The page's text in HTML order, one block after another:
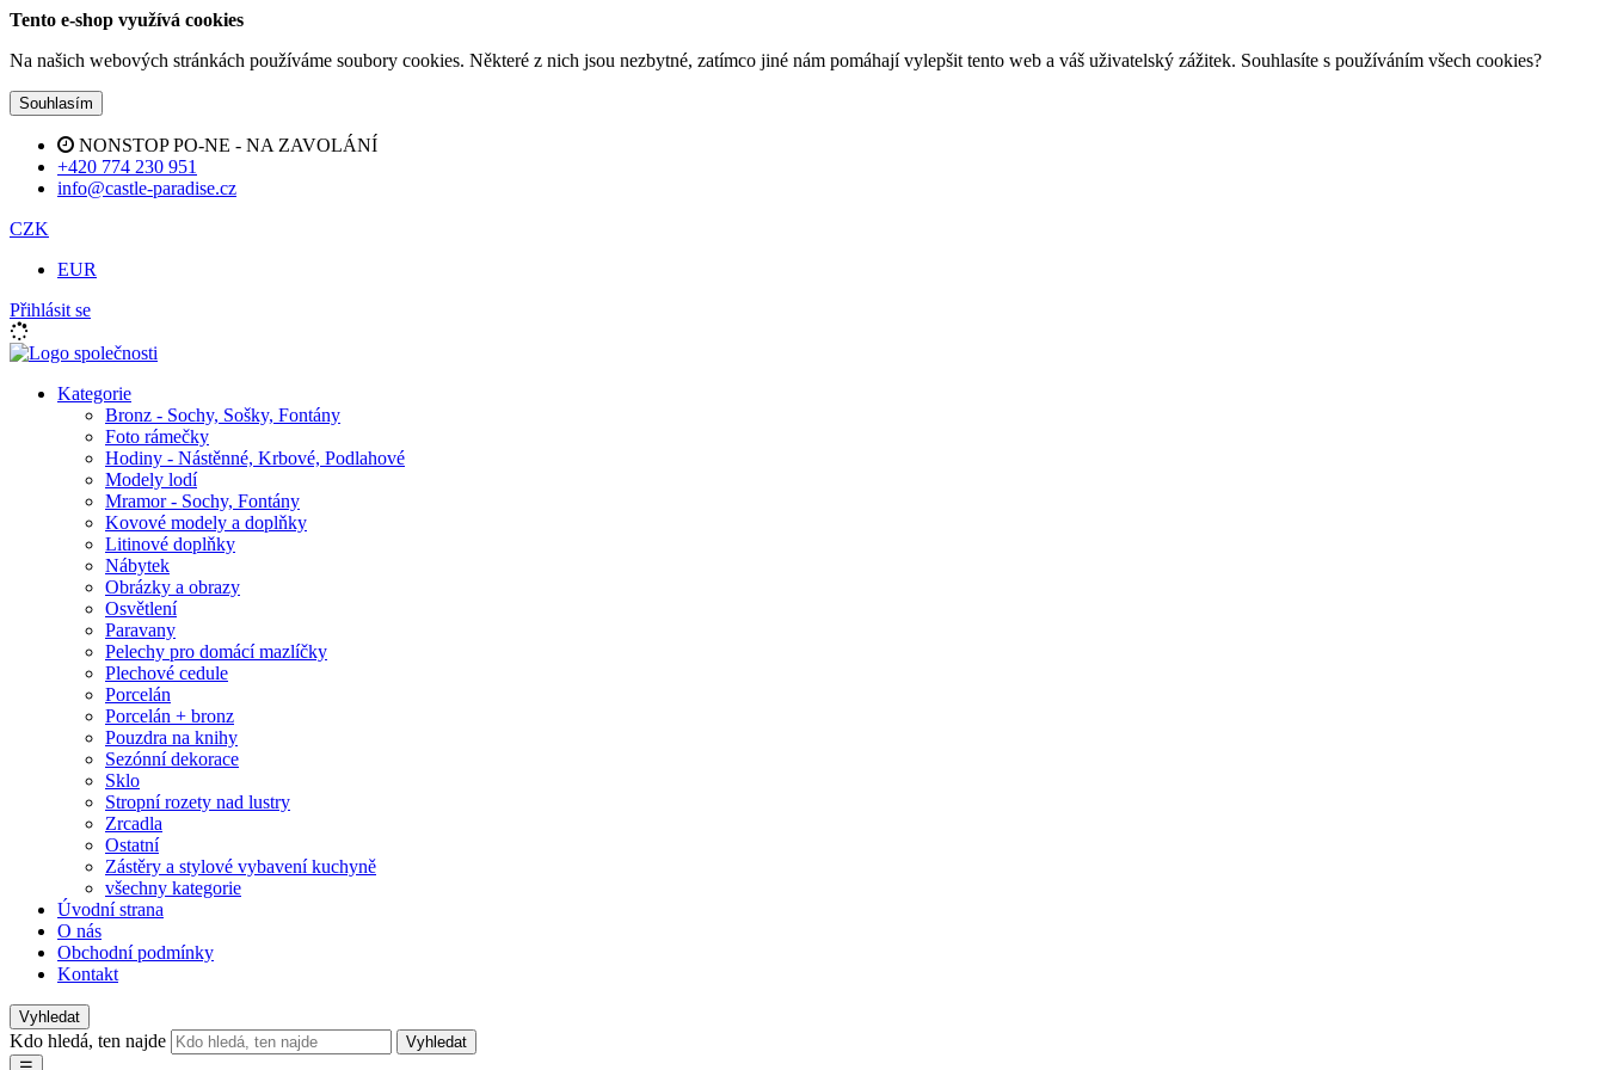
Tento e-shop využívá cookies
Na našich webových stránkách používáme soubory cookies. Některé z nich jsou nezbytné, zatímco jiné nám pomáhají vylepšit tento web a váš uživatelský zážitek. Souhlasíte s používáním všech cookies?
Souhlasím
NONSTOP PO-NE - NA ZAVOLÁNÍ
+420 774 230 951
info@castle-paradise.cz
CZK
EUR
Přihlásit se
Kategorie
Bronz - Sochy, Sošky, Fontány
Foto rámečky
Hodiny - Nástěnné, Krbové, Podlahové
Modely lodí
Mramor - Sochy, Fontány
Kovové modely a doplňky
Litinové doplňky
Nábytek
Obrázky a obrazy
Osvětlení
Paravany
Pelechy pro domácí mazlíčky
Plechové cedule
Porcelán
Porcelán + bronz
Pouzdra na knihy
Sezónní dekorace
Sklo
Stropní rozety nad lustry
Zrcadla
Ostatní
Zástěry a stylové vybavení kuchyně
všechny kategorie
Úvodní strana
O nás
Obchodní podmínky
Kontakt
Vyhledat
Kdo hledá, ten najde
Vyhledat